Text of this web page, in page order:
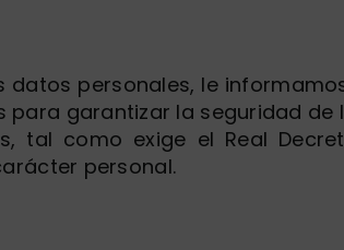
personales, le
garantizar la seguridad
tal como exige el Real
personal.